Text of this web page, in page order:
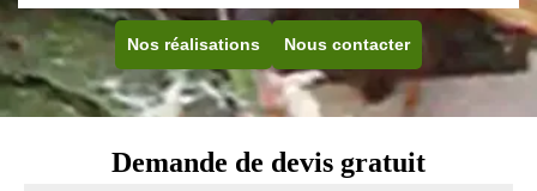
Nos réalisations Nous contacter
Demande de devis gratuit